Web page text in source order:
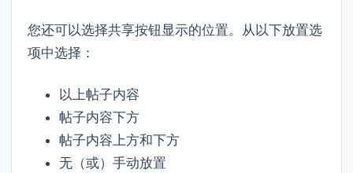
您还可以选择共享按钮显示的位置。从以下放置选
项中选择：
以上帖子内容
帖子内容下方
帖子内容上方和下方
无（或）手动放置